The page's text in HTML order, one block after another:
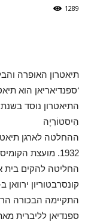
1289
תיאטרון האופרה
‘ספנדיאריאן הוא
התיאטרון נוסד בשנת 1933; הוא קיבל בניין משלו בשנת 1940
הִיסטוֹרִיָה
ההחלטה לארגן
1932. מועצת
החליטה להקים בית
התקיימה הבכורה
ספנדיאן לליברית